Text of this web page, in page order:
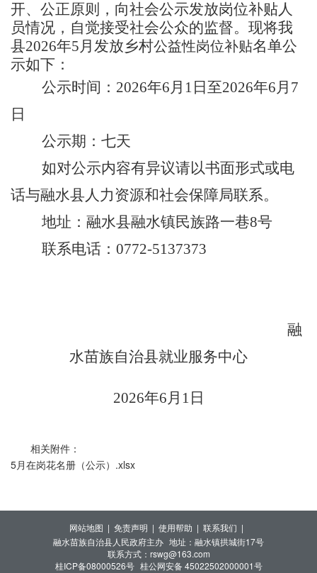
开、公正原则，向社会公示发放岗位补贴人
员情况，自觉接受社会公众的监督。现将我
县2026年5月发放乡村公益性岗位补贴名单公
示如下：
公示时间： 2026年6月 1 日至2026年6月 7
日
公示期： 七天
如对公示内容有异议请以书面形式或电
话与融水县人力资源和社会保障局联系。
地址：融水县融水镇民族路一巷8号
联系电话： 0772-5137373
融
水苗族自治县就业服务中心
2026年6月 1日
相关附件：
5月在岗花名册（公示）.xlsx
网站地图 | 免责声明 | 使用帮助 | 联系我们 |
融水苗族自治县人民政府主办 地址：融水镇拱城街17号
联系方式：rswg@163.com
桂ICP备08000526号 桂公网安备 45022502000001号